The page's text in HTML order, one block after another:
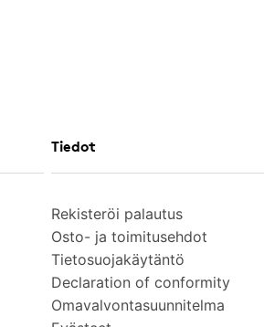
Tiedot
Rekisteröi palautus
Osto- ja toimitusehdot
Tietosuojakäytäntö
Declaration of conformity
Omavalvontasuunnitelma